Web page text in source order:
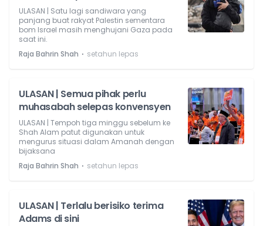
ULASAN | Satu lagi sandiwara yang
panjang buat rakyat Palestin sementara
bom Israel masih menghujani Gaza pada
saat ini.
Raja Bahrin Shah ⋅ setahun lepas
ULASAN | Semua pihak perlu
muhasabah selepas konvensyen
ULASAN | Tempoh tiga minggu sebelum ke
Shah Alam patut digunakan untuk
mengurus situasi dalam Amanah dengan
bijaksana
Raja Bahrin Shah ⋅ setahun lepas
ULASAN | Terlalu berisiko terima
Adams di sini